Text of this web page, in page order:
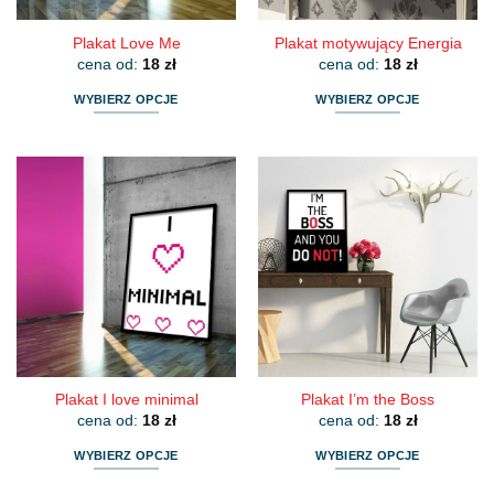
Plakat Love Me
cena od: 18 zł
WYBIERZ OPCJE
wiele
wariantów.
Opcje
można
wybrać
na
stronie
produktu
Plakat motywujący Energia
cena od: 18 zł
WYBIERZ OPCJE
wiele
wariantów.
Opcje
można
wybrać
na
stronie
produktu
Plakat I love minimal
cena od: 18 zł
WYBIERZ OPCJE
Plakat I’m the Boss
cena od: 18 zł
WYBIERZ OPCJE